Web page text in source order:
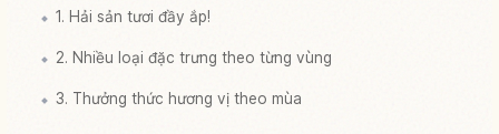
1. Hải sản tươi đầy ắp!
2. Nhiều loại đặc trưng theo từng vùng
3. Thưởng thức hương vị theo mùa